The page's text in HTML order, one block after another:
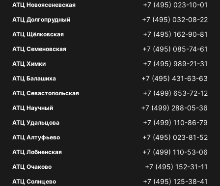
АТЦ Новоясеневская +7 (495) 023-10-01
АТЦ Долгопрудный +7 (495) 032-08-22
АТЦ Щёлковская +7 (495) 162-90-81
АТЦ Семеновская +7 (495) 085-74-61
АТЦ Химки +7 (495) 989-21-31
АТЦ Балашиха +7 (495) 431-63-63
АТЦ Севастопольская +7 (499) 653-72-12
АТЦ Научный +7 (499) 288-05-36
АТЦ Удальцова +7 (499) 110-86-79
АТЦ Алтуфьево +7 (495) 023-81-52
АТЦ Лобненская +7 (499) 110-53-06
АТЦ Очаково +7 (495) 152-31-11
АТЦ Солнцево +7 (495) 125-38-41